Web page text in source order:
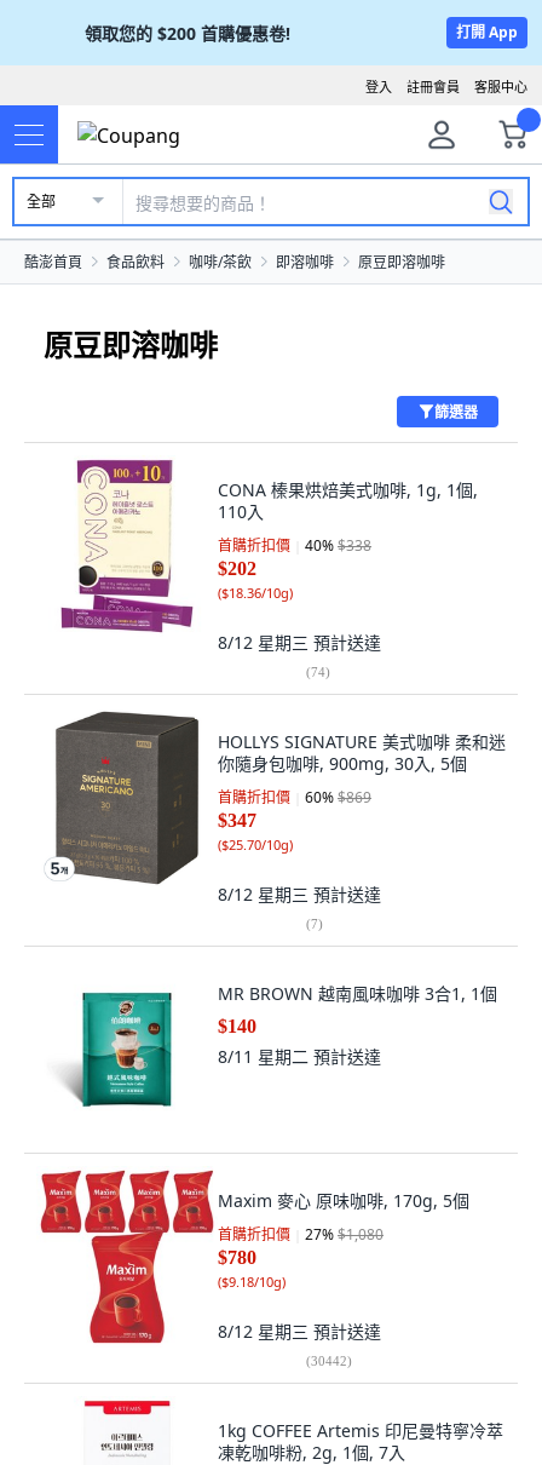
領取您的 $200 首購優惠卷! 打開 App
客服中心
註冊會員
登入
全部
酷澎首頁 食品飲料 咖啡/茶飲 即溶咖啡 原豆即溶咖啡
原豆即溶咖啡
篩選器
CONA 榛果烘焙美式咖啡, 1g, 1個,
110入
首購折扣價 40%$338
$202
($18.36/10g)
8/12 星期三 預計送達
(74)
HOLLYS SIGNATURE 美式咖啡 柔和迷
你隨身包咖啡, 900mg, 30入, 5個
首購折扣價 60%$869
$347
($25.70/10g)
8/12 星期三 預計送達
(7)
MR BROWN 越南風味咖啡 3合1, 1個
$140
8/11 星期二 預計送達
Maxim 麥心 原味咖啡, 170g, 5個
首購折扣價 27%$1,080
$780
($9.18/10g)
8/12 星期三 預計送達
(30442)
1kg COFFEE Artemis 印尼曼特寧冷萃
凍乾咖啡粉, 2g, 1個, 7入